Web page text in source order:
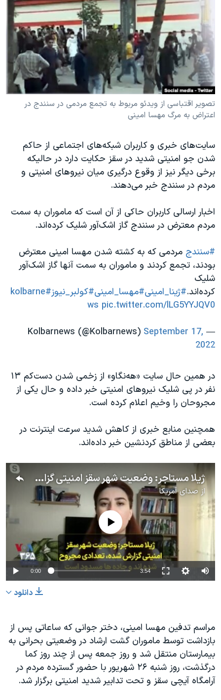
فرهنگ و زندگی
حقوق شهروندی
اقتصادی
علم و فناوری
اسرائیل در جنگ
آرشیو پخش زنده
انتخابات ریاست جمهوری آمریکا ۲۰۲۴
حمله جمهوری اسلامی به اسرائیل
رمز مهسا
ورزش زنان در ایران
مجموعه مستندهای دادخواهی
دادگاه حمید نوری
چهل سال گروگان‌گیری
قانون شفافیت دارائی کادر رهبری ایران
اسرائیل در جنگ
همایش محافظه‌کاران آمریکا «سی‌پک»
صفحه‌های ویژه
سفر پرزیدنت ترامپ به چین
دنبال کنید
زبانهای مختلف
تصویر اقتباسی از ویدئو مربوط به تجمع مردمی در سنندج در
اعتراض به مرگ مهسا امینی
سایت‌های خبری و کاربران شبکه‌های اجتماعی از حاکم
شدن جو امنیتی شدید در سقز حکایت دارد در حالیکه
برخی دیگر نیز از وقوع درگیری میان نیروهای امنیتی و
مردم در سنندج خبر می‌دهند.
اخبار ارسالی کاربران حاکی از آن است که ماموران به سمت
مردم معترض در سنندج گاز اشک‌آور شلیک کرده‌اند.
#سنندج مردمی که به کشته شدن مهسا امینی معترض
بودند، تجمع کردند و ماموران به سمت آنها گاز اشک‌آور
شلیک
کرده‌اند.#ژینا_امینی#مهسا_امینی#کولبر_نیوز #kolbarne
ws pic.twitter.com/lLG5YYJQV0
— Kolbarnews (@Kolbarnews)
September 17,
2022
در همین حال سایت «هه‌نگاو» از زخمی شدن دست‌کم ۱۳
نفر در پی شلیک نیروهای امنیتی خبر داده و حال یکی از
مجروحان را وخیم اعلام کرده است.
همچنین منابع خبری از کاهش شدید سرعت اینترنت در
بعضی از مناطق کردنشین خبر داده‌اند.
ژیلا مستاجر: وضعیت شهر سقز امنیتی گزارش شده، تعدادی مجروح شده اند و جاده ها مسدود است
ازصدای آمریکا
No media source currently available
0:00 3:54
دانلود
مراسم تدفین مهسا امینی، دختر جوانی که ساعاتی پس از
بازداشت توسط ماموران گشت ارشاد در وضعیتی بحرانی به
بیمارستان منتقل شد و روز جمعه پس از چند روز کما
درگذشت، روز شنبه ۲۶ شهریور با حضور گسترده مردم در
آرامگاه آیچی سقز و تحت تدابیر شدید امنیتی برگزار شد.